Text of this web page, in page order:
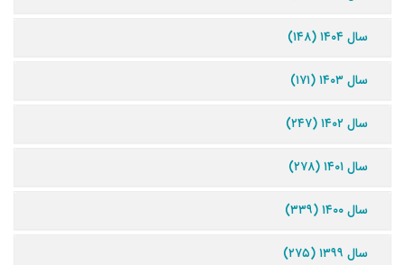
سال ۱۴۰۴ (۱۴۸)
سال ۱۴۰۳ (۱۷۱)
سال ۱۴۰۲ (۲۴۷)
سال ۱۴۰۱ (۲۷۸)
سال ۱۴۰۰ (۳۳۹)
سال ۱۳۹۹ (۲۷۵)